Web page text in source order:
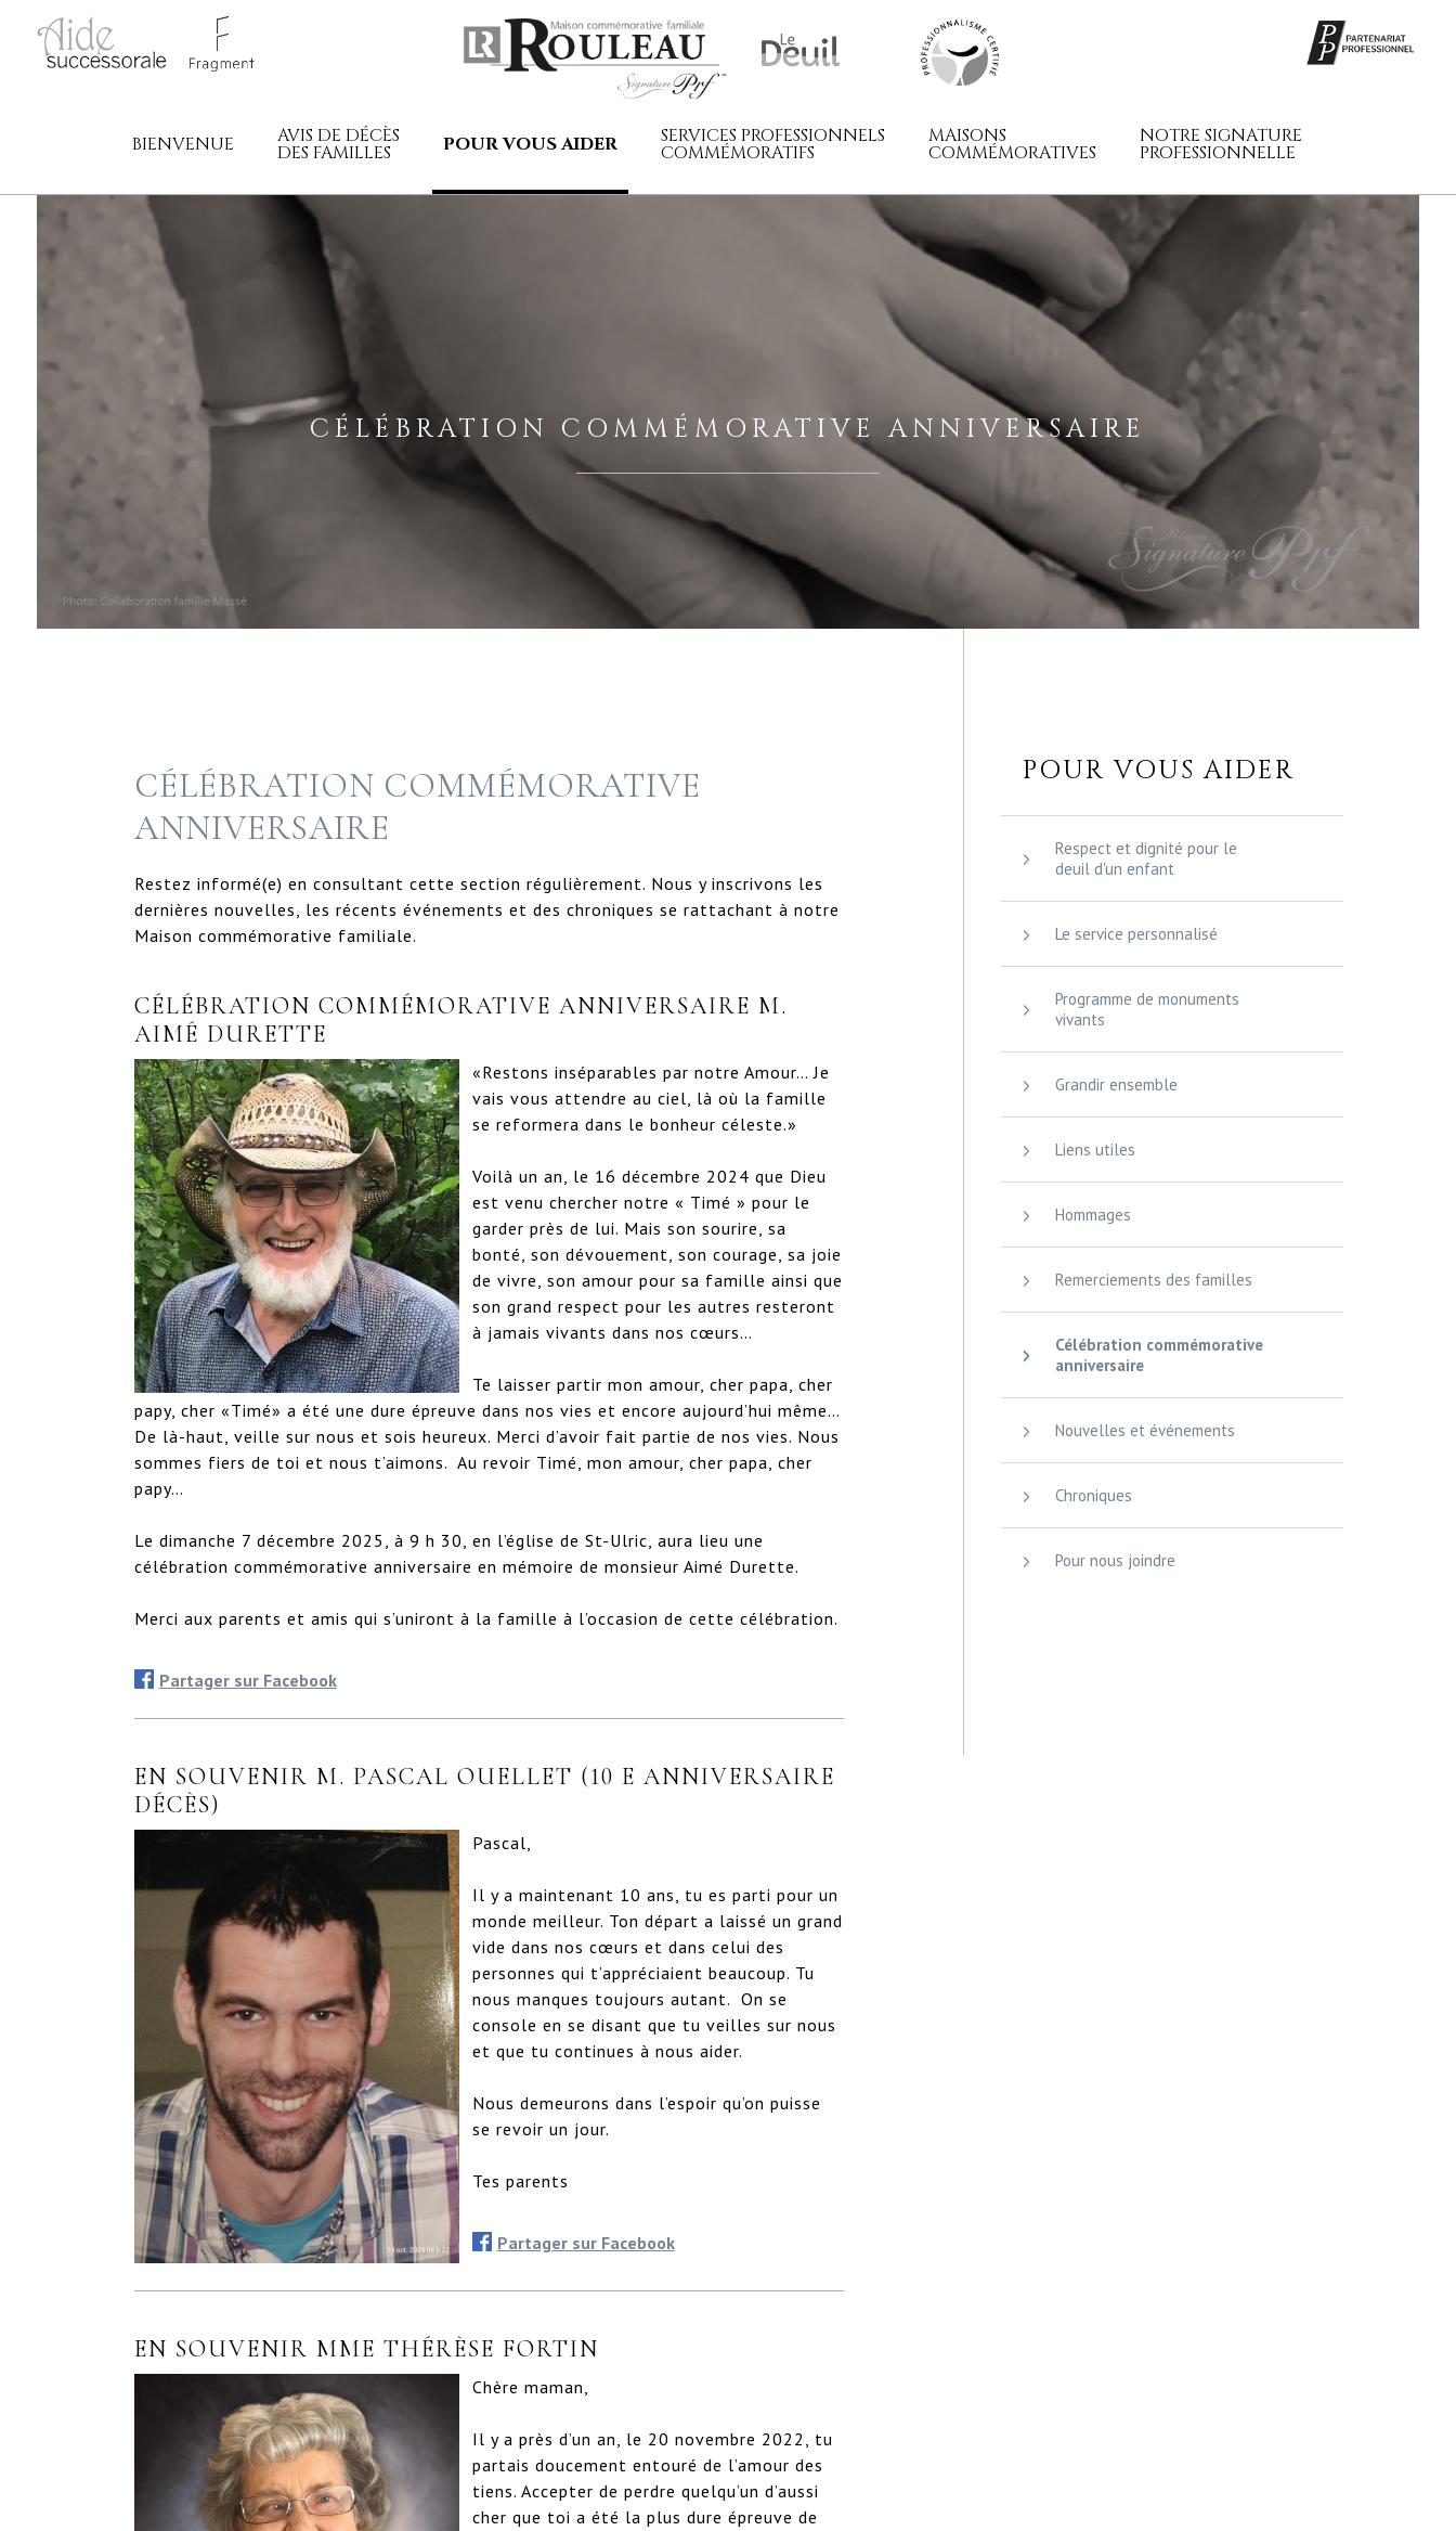
BIENVENUE AVIS DE DÉCÈS
DES FAMILLES POUR VOUS AIDER SERVICES PROFESSIONNELS
COMMÉMORATIFS
MAISONS
COMMÉMORATIVES
NOTRE SIGNATURE
PROFESSIONNELLE
CÉLÉBRATION COMMÉMORATIVE ANNIVERSAIRE
CÉLÉBRATION COMMÉMORATIVE
ANNIVERSAIRE
Restez informé(e) en consultant cette section régulièrement. Nous y inscrivons les
dernières nouvelles, les récents événements et des chroniques se rattachant à notre
Maison commémorative familiale.
CÉLÉBRATION COMMÉMORATIVE ANNIVERSAIRE M.
AIMÉ DURETTE
«Restons inséparables par notre Amour… Je
vais vous attendre au ciel, là où la famille
se reformera dans le bonheur céleste.»
Voilà un an, le 16 décembre 2024 que Dieu
est venu chercher notre « Timé » pour le
garder près de lui. Mais son sourire, sa
bonté, son dévouement, son courage, sa joie
de vivre, son amour pour sa famille ainsi que
son grand respect pour les autres resteront
à jamais vivants dans nos cœurs…
Te laisser partir mon amour, cher papa, cher
papy, cher «Timé» a été une dure épreuve dans nos vies et encore aujourd’hui même…
De là-haut, veille sur nous et sois heureux. Merci d’avoir fait partie de nos vies. Nous
sommes fiers de toi et nous t’aimons.  Au revoir Timé, mon amour, cher papa, cher
papy…
Le dimanche 7 décembre 2025, à 9 h 30, en l’église de St-Ulric, aura lieu une
célébration commémorative anniversaire en mémoire de monsieur Aimé Durette.
Merci aux parents et amis qui s’uniront à la famille à l’occasion de cette célébration.
Partager sur Facebook
EN SOUVENIR M. PASCAL OUELLET (10 E ANNIVERSAIRE
DÉCÈS)
Pascal,
Il y a maintenant 10 ans, tu es parti pour un
monde meilleur. Ton départ a laissé un grand
vide dans nos cœurs et dans celui des
personnes qui t’appréciaient beaucoup. Tu
nous manques toujours autant.  On se
console en se disant que tu veilles sur nous
et que tu continues à nous aider.
Nous demeurons dans l’espoir qu’on puisse
se revoir un jour.
Tes parents
Partager sur Facebook
EN SOUVENIR MME THÉRÈSE FORTIN
Chère maman,
Il y a près d’un an, le 20 novembre 2022, tu
partais doucement entouré de l’amour des
tiens. Accepter de perdre quelqu’un d’aussi
cher que toi a été la plus dure épreuve de
POUR VOUS AIDER
Respect et dignité pour le
deuil d'un enfant
Le service personnalisé
Programme de monuments
vivants
Grandir ensemble
Liens utiles
Hommages
Remerciements des familles
Célébration commémorative
anniversaire
Nouvelles et événements
Chroniques
Pour nous joindre